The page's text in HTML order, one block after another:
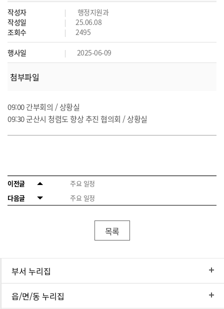
작성자
행정지원과
작성일
25.06.08
조회수
2495
행사일 2025-06-09
첨부파일
09:00 간부회의 / 상황실
09:30 군산시 청렴도 향상 추진 협의회 / 상황실
이전글
주요 일정
다음글
주요 일정
목록
부서 누리집
읍/면/동 누리집